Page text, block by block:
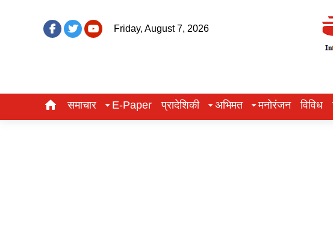
Friday, August 7, 2026
समाचार E-Paper प्रादेशिकी अभिमत मनोरंजन विविध